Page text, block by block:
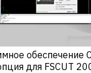
обеспечение
для FSCUT